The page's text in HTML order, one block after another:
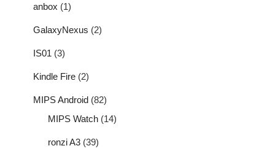
anbox (1)
GalaxyNexus (2)
IS01 (3)
Kindle Fire (2)
MIPS Android (82)
MIPS Watch (14)
ronzi A3 (39)